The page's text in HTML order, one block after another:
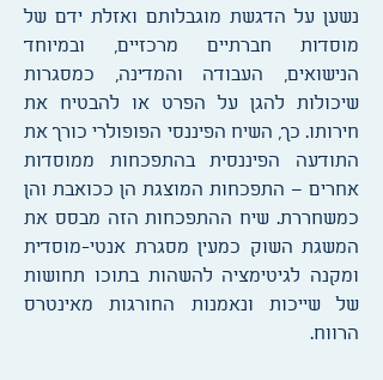
נשען על הדגשת מוגבלותם ואזלת ידם של
מוסדות חברתיים מרכזיים, ובמיוחד
הנישואים, העבודה והמדינה, כמסגרות
שיכולות להגן על הפרט או להבטיח את
חירותו. כך, השיח הפיננסי הפופולרי כורך את
התודעה הפיננסית בהתפכחות ממוסדות
אחרים – התפכחות המוצגת הן ככואבת והן
כמשחררת. שיח ההתפכחות הזה מבסס את
המשגת השוק כמעין מסגרת אנטי-מוסדית
ומקנה לגיטימציה להשהות בתוכו תחושות
של שייכות ונאמנות החורגות מאינטרס
הרווח.